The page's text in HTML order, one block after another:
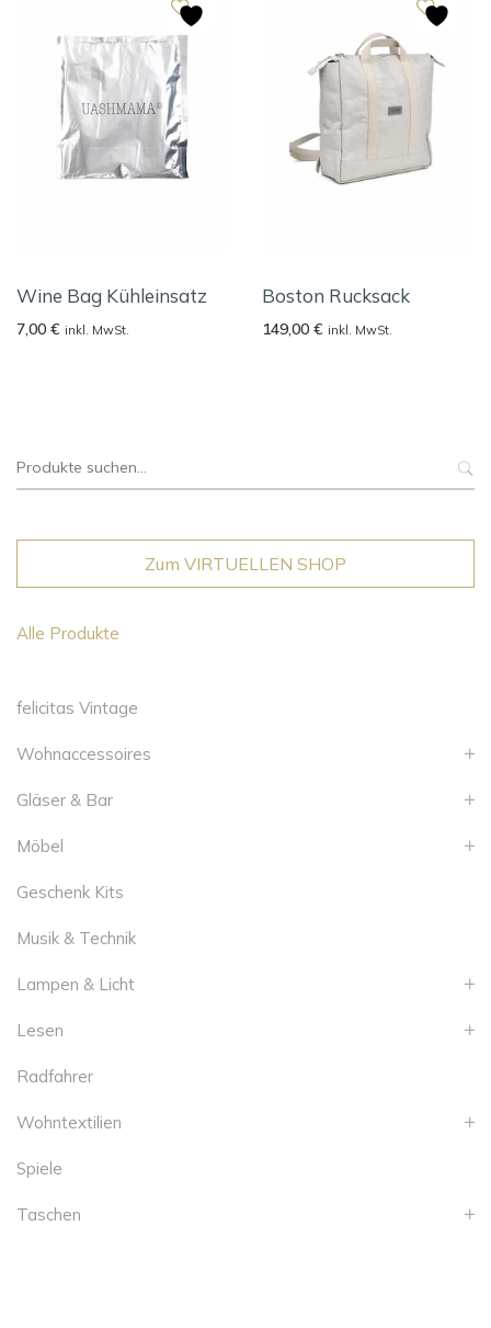
Wine Bag Kühleinsatz
7,00 € inkl. MwSt.
Boston Rucksack
149,00 € inkl. MwSt.
Suche
Zum VIRTUELLEN SHOP
Alle Produkte
felicitas Vintage
Wohnaccessoires
Gläser & Bar
Möbel
Geschenk Kits
Musik & Technik
Lampen & Licht
Lesen
Radfahrer
Wohntextilien
Spiele
Taschen